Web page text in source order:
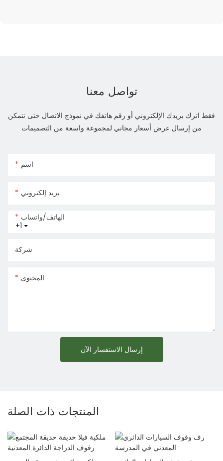
تواصل معنا
فقط اترك بريدك الإلكتروني أو رقم هاتفك في نموذج الاتصال حتى نتمكن
من إرسال عرض أسعار مجاني لمجموعة واسعة من التصميمات
اسم
بريد إلكتروني
+1
الهاتف/واتساب
شركة
المحتوى
إرسال الاستفسار الآن
المنتجات ذات الصلة